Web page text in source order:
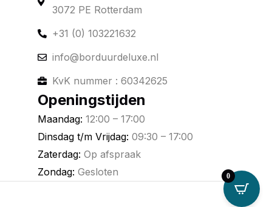
3072 PE Rotterdam
+31 (0) 103221632
info@borduurdeluxe.nl
KvK nummer : 60342625
Openingstijden
Maandag: 12:00 – 17:00
Dinsdag t/m Vrijdag: 09:30 – 17:00
Zaterdag: Op afspraak
Zondag: Gesloten 0